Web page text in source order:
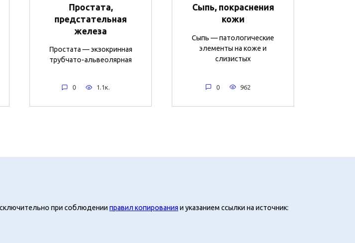
Простата,
предстательная
железа
Простата — экзокринная
трубчато-альвеолярная
0 1.1к.
Сыпь, покраснения
кожи
Сыпь — патологические
элементы на коже и
слизистых
0 962
при соблюденииправил копирования и указанием ссылки на источник: